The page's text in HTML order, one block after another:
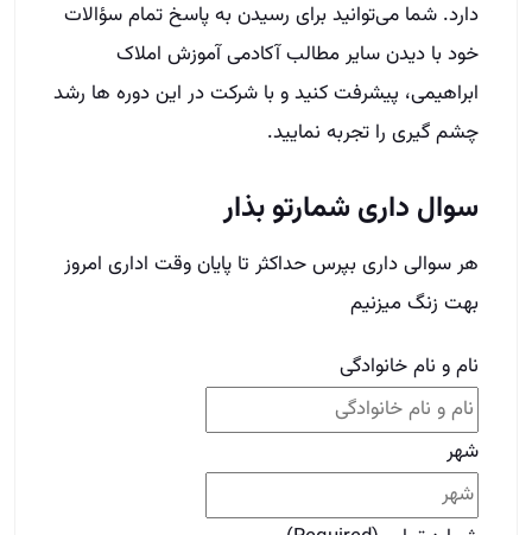
هر سوالی داری بپرس حداکثر تا پایان وقت اداری امروز
بهت زنگ میزنیم
نام و نام خانوادگی
شهر
شماره تماس(Required)
Name
This field is for validation purposes and should
be left unchanged.